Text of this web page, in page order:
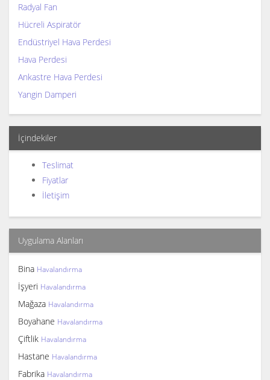
Radyal Fan
Hücreli Aspiratör
Endüstriyel Hava Perdesi
Hava Perdesi
Ankastre Hava Perdesi
Yangin Damperi
İçindekiler
Teslimat
Fiyatlar
İletişim
Uygulama Alanları
Bina Havalandırma
İşyeri Havalandırma
Mağaza Havalandırma
Boyahane Havalandırma
Çiftlik Havalandırma
Hastane Havalandırma
Fabrika Havalandırma